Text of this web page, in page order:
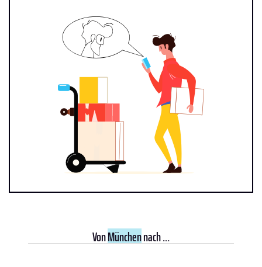
VonMünchennach ...